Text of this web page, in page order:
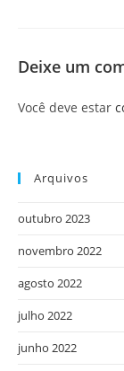
Deixe um
Você deve estar
Arquivos
outubro 2023
novembro 2022
agosto 2022
julho 2022
junho 2022